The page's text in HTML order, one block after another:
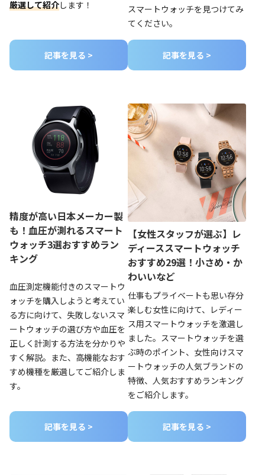
厳選して紹介します！
記事を見る >
スマートウォッチを見つけてみ
てください。
記事を見る >
精度が高い日本メーカー製
も！血圧が測れるスマート
ウォッチ3選おすすめラン
キング
血圧測定機能付きのスマートウ
ォッチを購入しようと考えてい
る方に向けて、失敗しないスマ
ートウォッチの選び方や血圧を
正しく計測する方法を分かりや
すく解説。また、高機能なおす
すめ機種を厳選してご紹介しま
す。
記事を見る >
【女性スタッフが選ぶ】レ
ディーススマートウォッチ
おすすめ29選！小さめ・か
わいいなど
仕事もプライベートも思い存分
楽しむ女性に向けて、レディー
ス用スマートウォッチを激選し
ました。スマートウォッチを選
ぶ時のポイント、女性向けスマ
ートウォッチの人気ブランドの
特徴、人気おすすめランキング
をご紹介します。
記事を見る >